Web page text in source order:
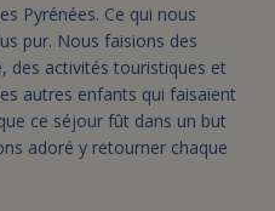
Pyrénées. Ce qui nous
pur. Nous faisions des
des activités touristiques et
autres enfants qui faisaient
ce séjour fût dans un but
adoré y retourner chaque